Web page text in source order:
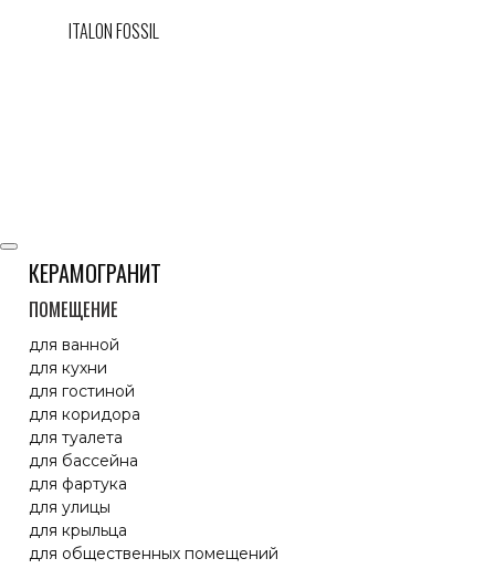
ITALON FOSSIL
КЕРАМОГРАНИТ
ПОМЕЩЕНИЕ
для ванной
для кухни
для гостиной
для коридора
для туалета
для бассейна
для фартука
для улицы
для крыльца
для общественных помещений